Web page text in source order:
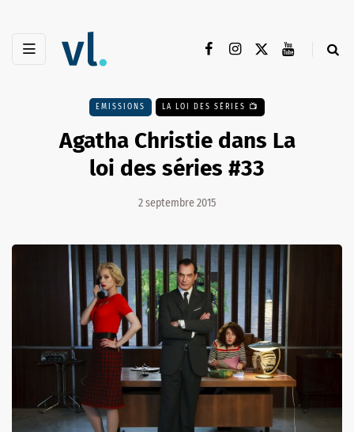
EMISSIONS LA LOI DES SÉRIES 📺
Agatha Christie dans La
loi des séries #33
2 septembre 2015